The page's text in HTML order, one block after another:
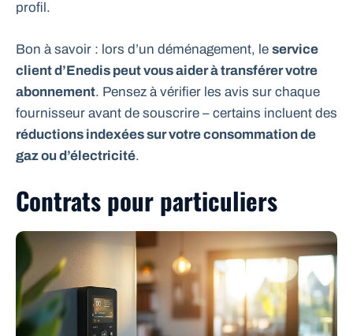
profil.
Bon à savoir : lors d’un déménagement, le service
client d’Enedis peut vous aider à transférer votre
abonnement. Pensez à vérifier les avis sur chaque
fournisseur avant de souscrire – certains incluent des
réductions indexées sur votre consommation de
gaz ou d’électricité.
Contrats pour particuliers